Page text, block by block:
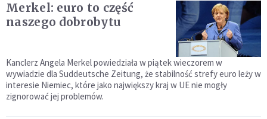
Merkel: euro to część
naszego dobrobytu
Kanclerz Angela Merkel powiedziała w piątek wieczorem w
wywiadzie dla Suddeutsche Zeitung, że stabilność strefy euro leży w
interesie Niemiec, które jako największy kraj w UE nie mogły
zignorować jej problemów.